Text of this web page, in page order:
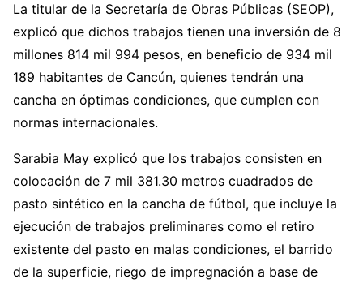
La titular de la Secretaría de Obras Públicas (SEOP),
explicó que dichos trabajos tienen una inversión de 8
millones 814 mil 994 pesos, en beneficio de 934 mil
189 habitantes de Cancún, quienes tendrán una
cancha en óptimas condiciones, que cumplen con
normas internacionales.
Sarabia May explicó que los trabajos consisten en
colocación de 7 mil 381.30 metros cuadrados de
pasto sintético en la cancha de fútbol, que incluye la
ejecución de trabajos preliminares como el retiro
existente del pasto en malas condiciones, el barrido
de la superficie, riego de impregnación a base de